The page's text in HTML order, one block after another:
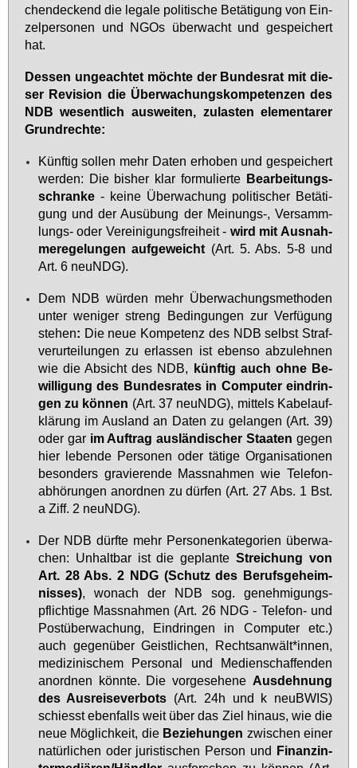
chen­de­ckend die le­ga­le po­li­ti­sche Be­tä­ti­gung von Ein­
zel­per­so­nen und NGOs über­wacht und ge­spei­chert
hat.
Des­sen un­ge­ach­tet möch­te der Bun­des­rat mit die­
ser Re­vi­si­on die Über­wa­chungs­kom­pe­ten­zen des
NDB we­sent­lich aus­wei­ten, zu­las­ten ele­men­ta­rer
Grund­rech­te:
Künf­tig sol­len mehr Da­ten er­ho­ben und ge­spei­chert
wer­den: Die bis­her klar for­mu­lier­te Be­ar­bei­tungs­
schran­ke- kei­ne Über­wa­chung po­li­ti­scher Be­tä­ti­
gung und der Aus­übung der Mei­nungs-, Ver­samm­
lungs- oder Ver­ei­ni­gungs­frei­heit - wird mit Aus­nah­
me­re­ge­lun­gen auf­ge­weicht (Art. 5. Abs. 5-8 und
Art. 6 neuNDG).
Dem NDB wür­den mehr Über­wa­chungs­me­tho­den
un­ter we­ni­ger streng Be­din­gun­gen zur Ver­fü­gung
ste­hen: Die neue Kom­pe­tenz des NDB selbst Straf­
ver­ur­tei­lun­gen zu er­las­sen ist eben­so ab­zu­leh­nen
wie die Ab­sicht des NDB, künf­tig auch oh­ne Be­
wil­li­gung des Bun­des­ra­tes in Com­pu­ter ein­drin­
gen zu kön­nen (Art. 37 neuNDG), mit­tels Ka­belauf­
klä­rung im Aus­land an Da­ten zu ge­lan­gen (Art. 39)
oder gar im Auf­trag aus­län­di­scher Staa­ten ge­gen
hier le­ben­de Per­so­nen oder tä­ti­ge Or­ga­ni­sa­tio­nen
be­son­ders gra­vie­ren­de Mass­nah­men wie Te­le­fon­
ab­hö­run­gen an­ord­nen zu dür­fen (Art. 27 Abs. 1 Bst.
a Ziff. 2 neuNDG).
Der NDB dürf­te mehr Per­so­nen­ka­te­go­ri­en über­wa­
chen: Un­halt­bar ist die ge­plan­teStrei­chung von
Art. 28 Abs. 2 NDG (Schutz des Be­rufs­ge­heim­
nis­ses), wo­nach der NDB sog. ge­neh­mi­gungs­
pflich­ti­ge Mass­nah­men (Art. 26 NDG - Te­le­fon- und
Po­st­über­wa­chung, Ein­drin­gen in Com­pu­ter etc.)
auch ge­gen­über Geist­li­chen, Rechts­an­wält*in­nen,
me­di­zi­ni­schem Per­so­nal und Me­di­en­schaf­fen­den
an­ord­nen könn­te. Die vor­ge­se­he­ne Aus­deh­nung
des Aus­rei­se­ver­bots (Art. 24h und k neuB­WIS)
schiesst eben­falls weit über das Ziel hin­aus, wie die
neue Mög­lich­keit, die Be­zie­hun­gen zwi­schen ei­ner
na­tür­li­chen oder ju­ris­ti­schen Per­son und Fi­nanz­in­